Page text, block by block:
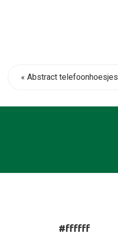
« Abstract telefoonhoesjes
#ffffff